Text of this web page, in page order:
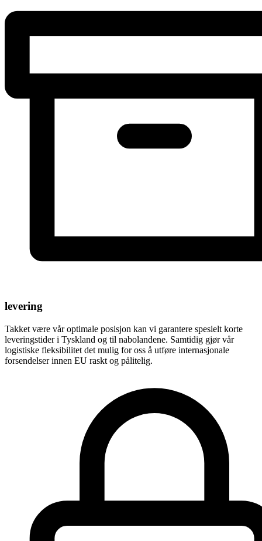
levering
Takket være vår optimale posisjon kan vi garantere spesielt korte
leveringstider i Tyskland og til nabolandene. Samtidig gjør vår
logistiske fleksibilitet det mulig for oss å utføre internasjonale
forsendelser innen EU raskt og pålitelig.